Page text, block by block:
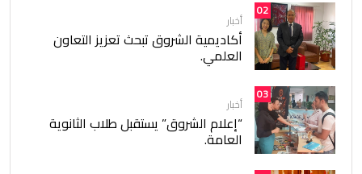
02
أخبار
أكاديمية الشروق تبحث تعزيز التعاون
العلمي.
03
أخبار
“إعلام الشروق” يستقبل طلاب الثانوية
العامة.